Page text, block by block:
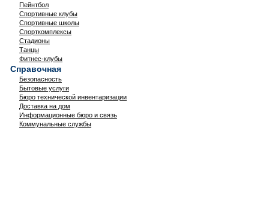
Пейнтбол
Спортивные клубы
Спортивные школы
Спорткомплексы
Стадионы
Танцы
Фитнес-клубы
Справочная
Безопасность
Бытовые услуги
Бюро технической инвентаризации
Доставка на дом
Информационные бюро и связь
Коммунальные службы